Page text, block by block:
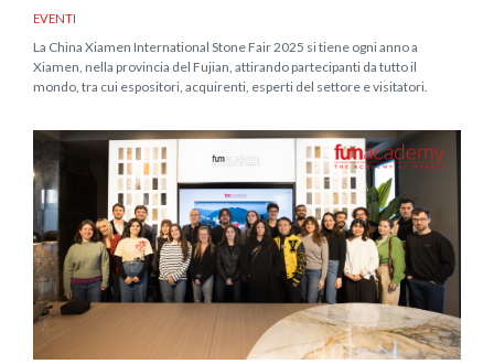
EVENTI
La China Xiamen International Stone Fair 2025 si tiene ogni anno a
Xiamen, nella provincia del Fujian, attirando partecipanti da tutto il
mondo, tra cui espositori, acquirenti, esperti del settore e visitatori.